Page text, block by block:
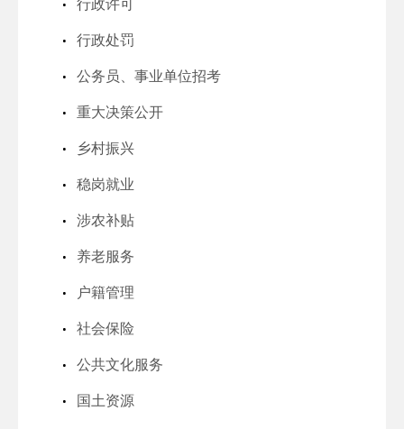
行政许可
行政处罚
公务员、事业单位招考
重大决策公开
乡村振兴
稳岗就业
涉农补贴
养老服务
户籍管理
社会保险
公共文化服务
国土资源